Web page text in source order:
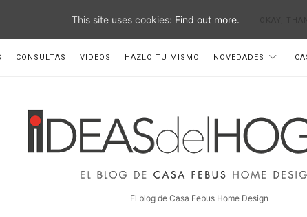
CONSULTAS VIDEOS HAZLO TU MISMO NOVEDADES
Ideas
del
El blog de Casa Febus Home Design
This site uses cookies: Find out more.